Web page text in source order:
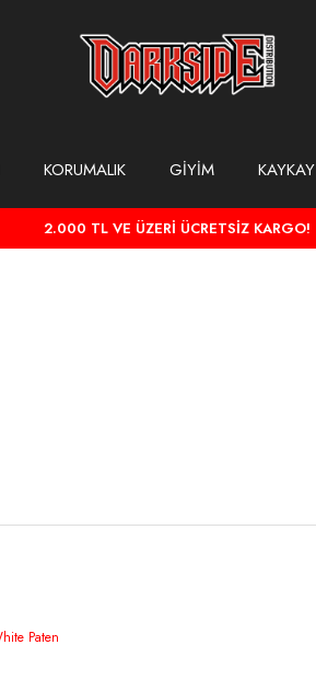
KORUMALIK GİYİM KAYKAY
2.000 TL VE ÜZERİ ÜCRETSİZ KARGO!